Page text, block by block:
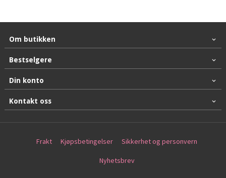
Om butikken
Bestselgere
Din konto
Kontakt oss
Frakt Kjøpsbetingelser Sikkerhet og personvern
Nyhetsbrev